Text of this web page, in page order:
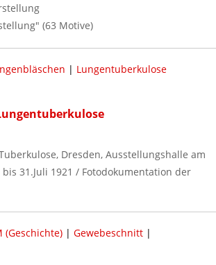
(63 Motive)
| Lungentuberkulose
Dresden, Ausstellungshalle am
31.Juli 1921 / Fotodokumentation der
(Geschichte)| Gewebeschnitt|